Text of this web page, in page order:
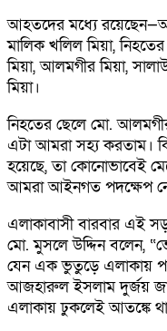
আহতদের মধ্যে
মালিক খলিল মিয়া,
মিয়া, আলমগীর মিয়া,
মিয়া।
নিহতের ছেলে মো. আলমগীর
এটা আমরা সহ্য করতাম।
হয়েছে, তা কোনোভাবেই
আমরা আইনগত পদক্ষেপ
এলাকাবাসী বারবার এই
মো. মুসলে উদ্দিন বলেন,
যেন এক ভুতুড়ে এলাকায়
আজহারুল ইসলাম দুর্জয়
এলাকায় ঢুকলেই আতঙ্কে